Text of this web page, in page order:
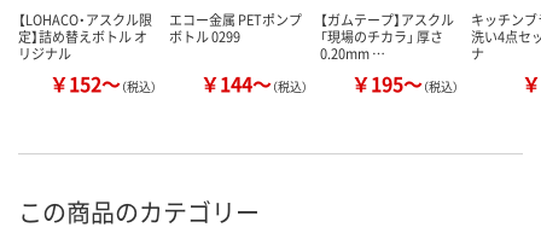
【LOHACO・アスクル限
定】詰め替えボトル オ
リジナル
￥152～（税込）
エコー金属 PETポンプ
ボトル 0299
￥144～（税込）
【ガムテープ】アスクル
「現場のチカラ」 厚さ
0.20mm …
￥195～（税込）
キッチン
洗い4点セ
ナ
この商品のカテゴリー